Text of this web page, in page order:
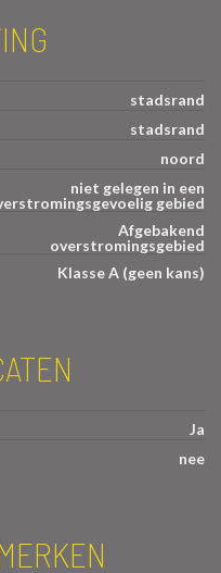
stadsrand
stadsrand
noord
niet gelegen in een
gebied
Afgebakend
overstromingsgebied
Klasse A (geen kans)
Ja
nee